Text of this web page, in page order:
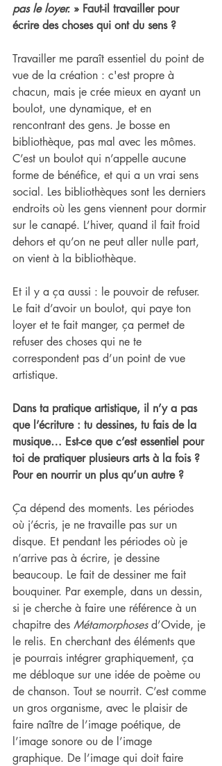
pas le loyer. » Faut-il travailler pour
écrire des choses qui ont du sens ?
Travailler me paraît essentiel du point de
vue de la création : c'est propre à
chacun, mais je crée mieux en ayant un
boulot, une dynamique, et en
rencontrant des gens. Je bosse en
bibliothèque, pas mal avec les mômes.
C’est un boulot qui n’appelle aucune
forme de bénéfice, et qui a un vrai sens
social. Les bibliothèques sont les derniers
endroits où les gens viennent pour dormir
sur le canapé. L’hiver, quand il fait froid
dehors et qu’on ne peut aller nulle part,
on vient à la bibliothèque.
Et il y a ça aussi : le pouvoir de refuser.
Le fait d’avoir un boulot, qui paye ton
loyer et te fait manger, ça permet de
refuser des choses qui ne te
correspondent pas d’un point de vue
artistique.
Dans ta pratique artistique, il n’y a pas
que l’écriture : tu dessines, tu fais de la
musique… Est-ce que c’est essentiel pour
toi de pratiquer plusieurs arts à la fois ?
Pour en nourrir un plus qu’un autre ?
Ça dépend des moments. Les périodes
où j’écris, je ne travaille pas sur un
disque. Et pendant les périodes où je
n’arrive pas à écrire, je dessine
beaucoup. Le fait de dessiner me fait
bouquiner. Par exemple, dans un dessin,
si je cherche à faire une référence à un
chapitre des Métamorphoses d’Ovide, je
le relis. En cherchant des éléments que
je pourrais intégrer graphiquement, ça
me débloque sur une idée de poème ou
de chanson. Tout se nourrit. C’est comme
un gros organisme, avec le plaisir de
faire naître de l’image poétique, de
l’image sonore ou de l’image
graphique. De l’image qui doit faire